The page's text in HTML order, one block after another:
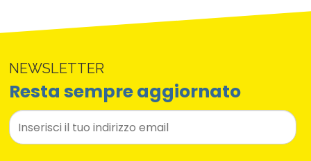
NEWSLETTER
Resta sempre aggiornato